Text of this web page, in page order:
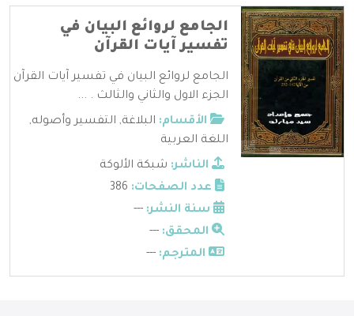
الجامع لروائع البيان في
تفسير آيات القرآن
الجامع لروائع البيان في تفسير آيات القرآن
الجزء الاول والثاني والثالث . ...
الأقسام: البلاغة, التفسير وأصوله,
اللغة العربية
الناشر: شبكة الألوكة
عدد الصفحات:
سنة النشر: ---
المحقق: ---
المترجم: ---